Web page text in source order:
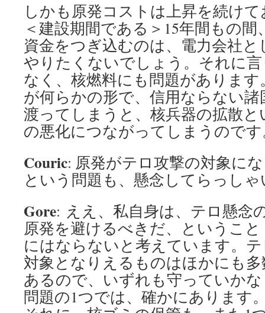
しかも原発コストは上昇を続け
＜建設期間である＞15年間もの間
資金をつぎ込むのは、電力会社と
やりたくないでしょう。それに
なく、核燃料にも問題があります
が何らかの形で、信用ならない諸
渡ってしまうと、核兵器の拡散と
の悪化につながってしまうので
Couric: 原発がテロ攻撃の対象に
という問題も、懸念してらっし
Gore: ええ、私自身は、テロ懸念
原発を避けるべきだ、ということ
にはならないと考えています。
対象となりえるものはほかにも多
あるので、いずれも守っていか
問題の1つでは、確かにあります